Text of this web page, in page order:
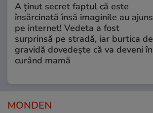
A ținut secret faptul că este
însărcinată însă imaginile au ajuns
pe internet! Vedeta a fost
surprinsă pe stradă, iar burtica de
gravidă dovedește că va deveni în
curând mamă
MONDEN